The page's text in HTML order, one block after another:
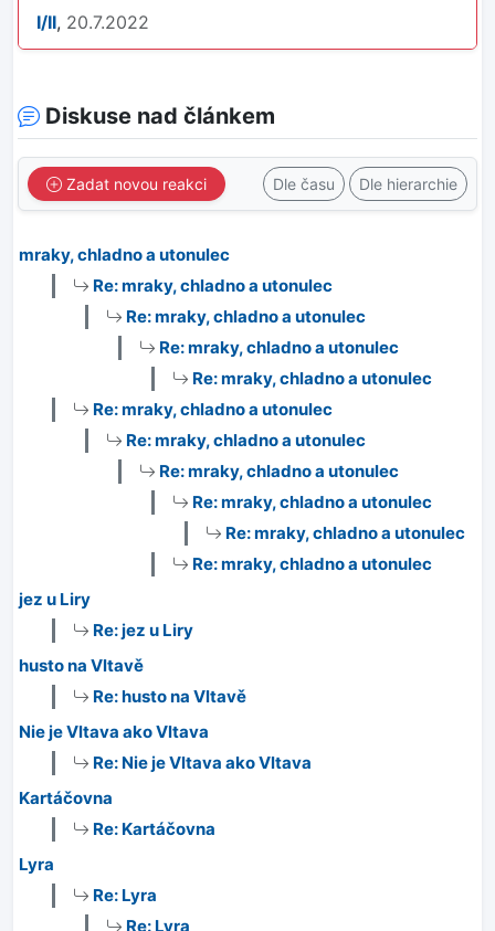
I/II, 20.7.2022
Diskuse nad článkem
Zadat novou reakci Dle času Dle hierarchie
mraky, chladno a utonulec
Re: mraky, chladno a utonulec
Re: mraky, chladno a utonulec
Re: mraky, chladno a utonulec
Re: mraky, chladno a utonulec
Re: mraky, chladno a utonulec
Re: mraky, chladno a utonulec
Re: mraky, chladno a utonulec
Re: mraky, chladno a utonulec
Re: mraky, chladno a utonulec
Re: mraky, chladno a utonulec
jez u Liry
Re: jez u Liry
husto na Vltavě
Re: husto na Vltavě
Nie je Vltava ako Vltava
Re: Nie je Vltava ako Vltava
Kartáčovna
Re: Kartáčovna
Lyra
Re: Lyra
Re: Lyra